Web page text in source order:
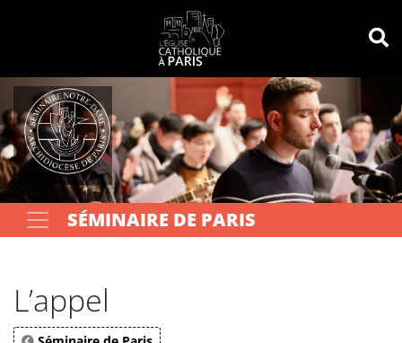
Votre recherche
SÉMINAIRE DE PARIS
L’appel
Panneau de gestion des cookies